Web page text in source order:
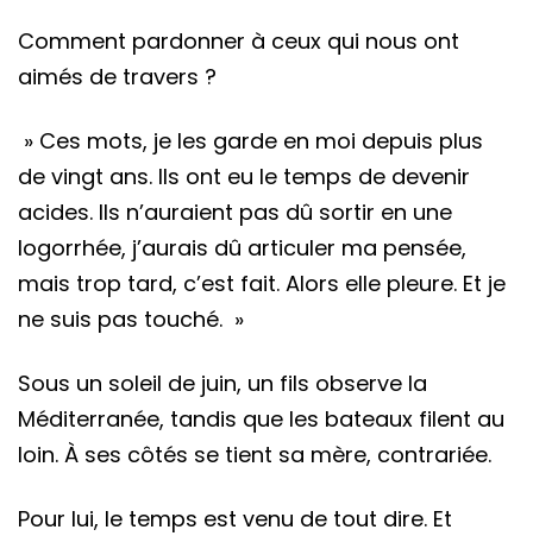
Comment pardonner à ceux qui nous ont
aimés de travers ?
» Ces mots, je les garde en moi depuis plus
de vingt ans. Ils ont eu le temps de devenir
acides. Ils n’auraient pas dû sortir en une
logorrhée, j’aurais dû articuler ma pensée,
mais trop tard, c’est fait. Alors elle pleure. Et je
ne suis pas touché. »
Sous un soleil de juin, un fils observe la
Méditerranée, tandis que les bateaux filent au
loin. À ses côtés se tient sa mère, contrariée.
Pour lui, le temps est venu de tout dire. Et